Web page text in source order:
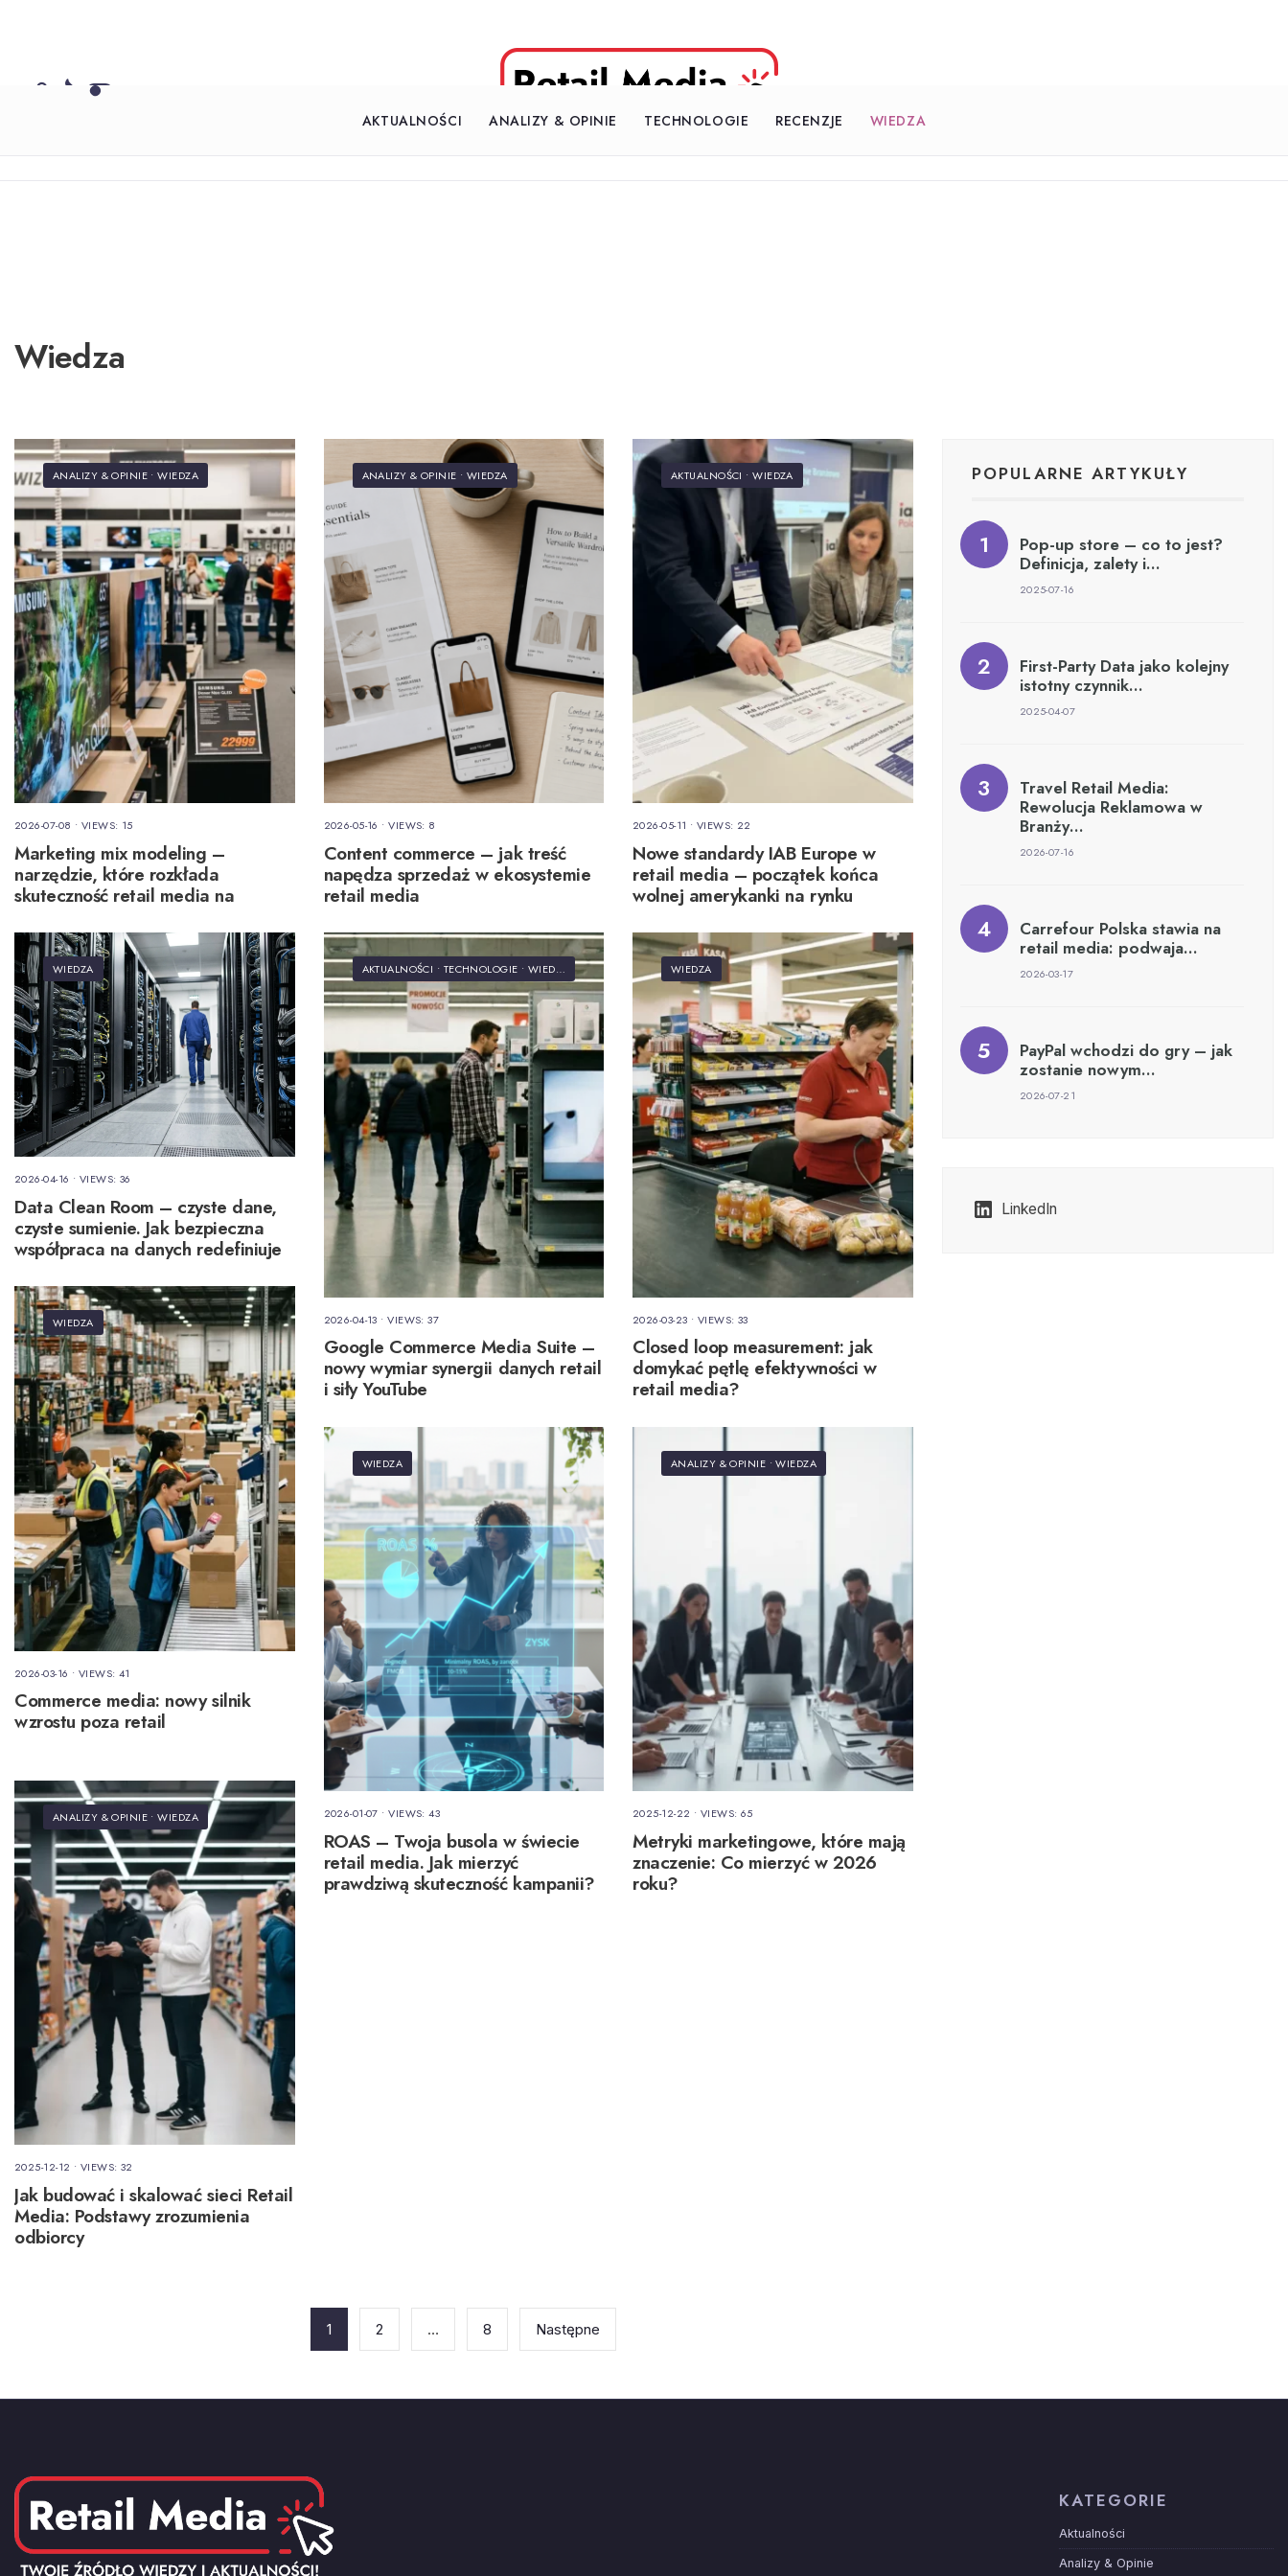
AKTUALNOŚCI ANALIZY & OPINIE TECHNOLOGIE RECENZJE WIEDZA
Wiedza
ANALIZY & OPINIE •WIEDZA
2026-07-08 • VIEWS: 15
Marketing mix modeling –
narzędzie, które rozkłada
skuteczność retail media na
ANALIZY & OPINIE • WIEDZA
2026-05-16 •VIEWS: 8
Content commerce – jak treść
napędza sprzedaż w ekosystemie
retail media
AKTUALNOŚCI •WIEDZA
2026-05-11 • VIEWS: 22
Nowe standardy IAB Europe w
retail media – początek końca
wolnej amerykanki na rynku
WIEDZA
2026-04-16 • VIEWS: 36
Data Clean Room – czyste dane,
czyste sumienie. Jak bezpieczna
współpraca na danych redefiniuje
AKTUALNOŚCI • TECHNOLOGIE • WIEDZA
2026-04-13 •VIEWS: 37
Google Commerce Media Suite –
nowy wymiar synergii danych retail
i siły YouTube
WIEDZA
2026-03-23 • VIEWS: 33
Closed loop measurement: jak
domykać pętlę efektywności w
retail media?
WIEDZA
2026-03-16 • VIEWS: 41
Commerce media: nowy silnik
wzrostu poza retail
WIEDZA
2026-01-07 •VIEWS: 43
ROAS – Twoja busola w świecie
retail media. Jak mierzyć
prawdziwą skuteczność kampanii?
ANALIZY & OPINIE •WIEDZA
2025-12-22 • VIEWS: 65
Metryki marketingowe, które mają
znaczenie: Co mierzyć w 2026
roku?
ANALIZY & OPINIE •WIEDZA
2025-12-12 • VIEWS: 32
Jak budować i skalować sieci Retail
Media: Podstawy zrozumienia
odbiorcy
1 2 … 8 Następne
POPULARNE ARTYKUŁY
Pop-up store – co to jest?
Definicja, zalety i…
2025-07-16
First-Party Data jako kolejny
istotny czynnik…
2025-04-07
Travel Retail Media:
Rewolucja Reklamowa w
Branży…
2026-07-16
Carrefour Polska stawia na
retail media: podwaja…
2026-03-17
PayPal wchodzi do gry – jak
zostanie nowym…
2026-07-21
LinkedIn
KATEGORIE
Aktualności
Analizy & Opinie